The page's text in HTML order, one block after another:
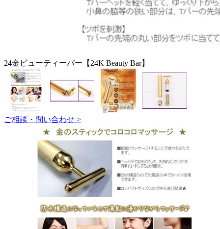
24金ビューティーバー【24K Beauty Bar】
ご相談・問い合わせ >